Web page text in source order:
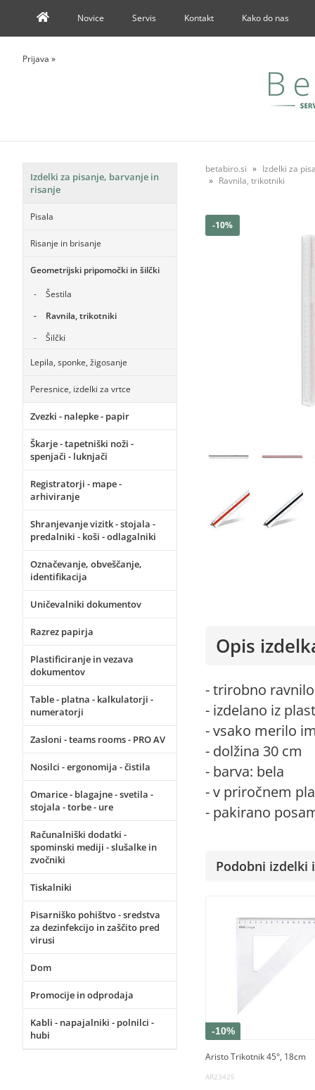
Novice Servis Kontakt Kako do nas
Prijava »
Izdelki za pisanje, barvanje in
risanje
Pisala
Risanje in brisanje
Geometrijski pripomočki in šilčki
Šestila
Ravnila, trikotniki
Šilčki
Lepila, sponke, žigosanje
Peresnice, izdelki za vrtce
Zvezki - nalepke - papir
Škarje - tapetniški noži -
spenjači - luknjači
Registratorji - mape -
arhiviranje
Shranjevanje vizitk - stojala -
predalniki - koši - odlagalniki
Označevanje, obveščanje,
identifikacija
Uničevalniki dokumentov
Razrez papirja
Plastificiranje in vezava
dokumentov
Table - platna - kalkulatorji -
numeratorji
Zasloni - teams rooms - PRO AV
Nosilci - ergonomija - čistila
Omarice - blagajne - svetila -
stojala - torbe - ure
Računalniški dodatki -
spominski mediji - slušalke in
zvočniki
Tiskalniki
Pisarniško pohištvo - sredstva
za dezinfekcijo in zaščito pred
virusi
Dom
Promocije in odprodaja
Kabli - napajalniki - polnilci -
hubi
betabiro.si
Izdelki za
Ravnila, trikotniki
-10%
Opis
- trirobno
- izdelano iz
- vsako merilo
- dolžina 30 cm
- barva: bela
- v priročnem
- pakirano
Podobni izdelki
-10%
Aristo Trikotnik 45°, 18cm
AR23425